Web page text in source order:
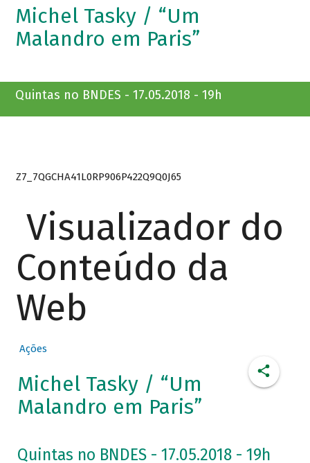
Michel Tasky / “Um
Malandro em Paris”
Quintas no BNDES - 17.05.2018 - 19h
Z7_7QGCHA41L0RP906P422Q9Q0J65
Visualizador do
Conteúdo da
Web
Ações
Michel Tasky / “Um
Malandro em Paris”
Quintas no BNDES - 17.05.2018 - 19h